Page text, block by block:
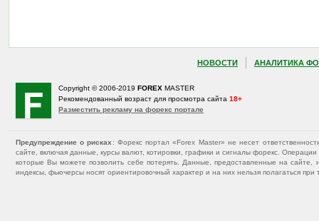
НОВОСТИ АНАЛИТИКА
Copyright © 2006-2019 FOREX MASTER
Рекомендованный возраст для просмотра сайта 18+
Разместить рекламу на форекс портале
Предупреждение о рисках : Форекс портал «Forex Master» не несет
сайте, включая данные, курсы валют, котировки, графики и сигналы форекс.
которые Вы можете позволить себе потерять. Данные, предоставленные на
индексы, фьючерсы носят ориентировочный характер и на них нельзя полагаться при